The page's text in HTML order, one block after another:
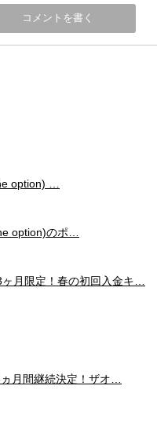
option) …
option)のポ…
月限定！春の初回入金キ…
月間継続決定！ザオ…